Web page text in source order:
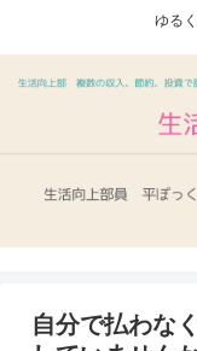
ゆる
自分で払わな